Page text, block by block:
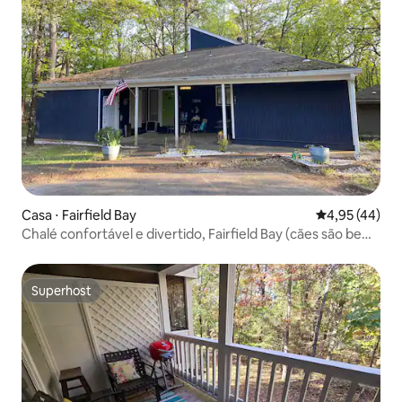
Casa ⋅ Fairfield Bay 4,95 de uma
4,95 (44)
Chalé confortável e divertido, Fairfield Bay (cães são bem-
Superhost
Superhost